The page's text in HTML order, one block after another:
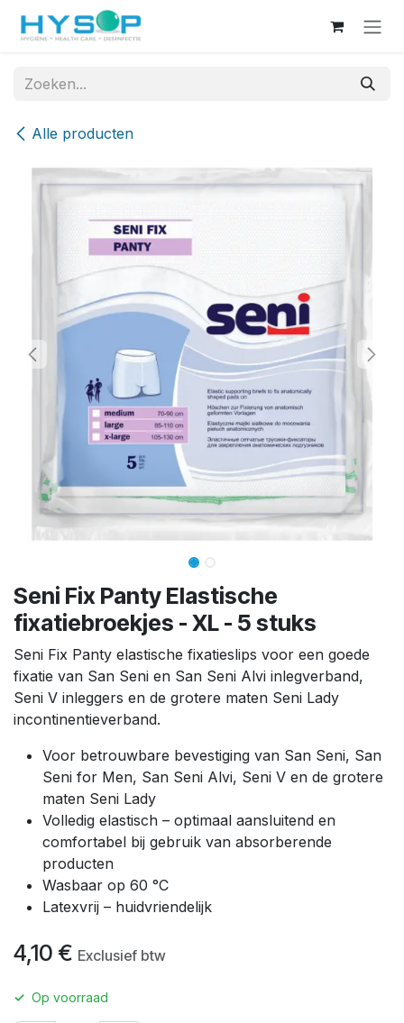
Overslaan naar inhoud
Alle producten
Seni Fix Panty Elastische
fixatiebroekjes - XL - 5 stuks
Seni Fix Panty elastische fixatieslips voor een goede
fixatie van San Seni en San Seni Alvi inlegverband,
Seni V inleggers en de grotere maten Seni Lady
incontinentieverband.
Voor betrouwbare bevestiging van San Seni, San
Seni for Men, San Seni Alvi, Seni V en de grotere
maten Seni Lady
Volledig elastisch – optimaal aansluitend en
comfortabel bij gebruik van absorberende
producten
Wasbaar op 60 °C
Latexvrij – huidvriendelijk
4,10 € Exclusief btw
✓ Op voorraad